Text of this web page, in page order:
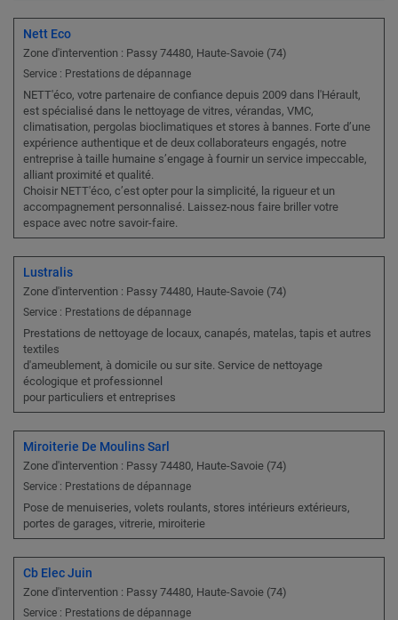
Nett Eco
Zone d'intervention : Passy 74480, Haute-Savoie (74)
Service : Prestations de dépannage
NETT'éco, votre partenaire de confiance depuis 2009 dans l'Hérault,
est spécialisé dans le nettoyage de vitres, vérandas, VMC,
climatisation, pergolas bioclimatiques et stores à bannes. Forte d’une
expérience authentique et de deux collaborateurs engagés, notre
entreprise à taille humaine s’engage à fournir un service impeccable,
alliant proximité et qualité.
Choisir NETT'éco, c’est opter pour la simplicité, la rigueur et un
accompagnement personnalisé. Laissez-nous faire briller votre
espace avec notre savoir-faire.
Lustralis
Zone d'intervention : Passy 74480, Haute-Savoie (74)
Service : Prestations de dépannage
Prestations de nettoyage de locaux, canapés, matelas, tapis et autres
textiles
d'ameublement, à domicile ou sur site. Service de nettoyage
écologique et professionnel
pour particuliers et entreprises
Miroiterie De Moulins Sarl
Zone d'intervention : Passy 74480, Haute-Savoie (74)
Service : Prestations de dépannage
Pose de menuiseries, volets roulants, stores intérieurs extérieurs,
portes de garages, vitrerie, miroiterie
Cb Elec Juin
Zone d'intervention : Passy 74480, Haute-Savoie (74)
Service : Prestations de dépannage